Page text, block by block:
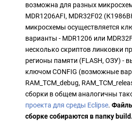
возможна для разных
MDR1206AFI, MDR32F02
микросхемы осуществляется
варианты - MDR1206 или
несколько скриптов линковки
регионы памяти (FLASH, ОЗУ) -
ключом CONFIG (возможные
RAM_TCM_debug,
сборки в общем аналогичны
проекта для среды Eclipse.
сборке собираются в папку build.